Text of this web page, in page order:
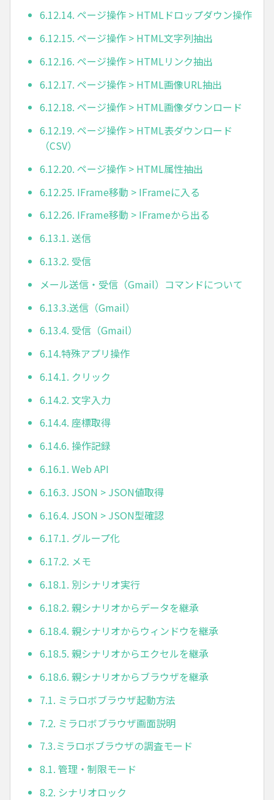
6.12.14. ページ操作 > HTMLドロップダウン操作
6.12.15. ページ操作 > HTML文字列抽出
6.12.16. ページ操作 > HTMLリンク抽出
6.12.17. ページ操作 > HTML画像URL抽出
6.12.18. ページ操作 > HTML画像ダウンロード
6.12.19. ページ操作 > HTML表ダウンロード
（CSV）
6.12.20. ページ操作 > HTML属性抽出
6.12.25. IFrame移動 > IFrameに入る
6.12.26. IFrame移動 > IFrameから出る
6.13.1. 送信
6.13.2. 受信
メール送信・受信（Gmail）コマンドについて
6.13.3.送信（Gmail）
6.13.4. 受信（Gmail）
6.14.特殊アプリ操作
6.14.1. クリック
6.14.2. 文字入力
6.14.4. 座標取得
6.14.6. 操作記録
6.16.1. Web API
6.16.3. JSON > JSON値取得
6.16.4. JSON > JSON型確認
6.17.1. グループ化
6.17.2. メモ
6.18.1. 別シナリオ実行
6.18.2. 親シナリオからデータを継承
6.18.4. 親シナリオからウィンドウを継承
6.18.5. 親シナリオからエクセルを継承
6.18.6. 親シナリオからブラウザを継承
7.1. ミラロボブラウザ起動方法
7.2. ミラロボブラウザ画面説明
7.3.ミラロボブラウザの調査モード
8.1. 管理・制限モード
8.2. シナリオロック